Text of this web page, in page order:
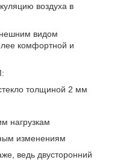
воздуха в
видом
комфортной и
толщиной 2 мм
нагрузкам
изменениям
ведь двусторонний